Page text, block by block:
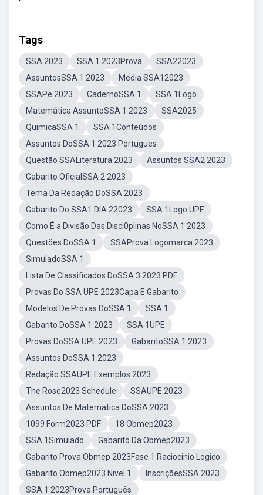
Tags
SSA 2023 SSA 1 2023Prova
SSA22023
AssuntosSSA 1 2023
Media SSA12023
SSAPe 2023
CadernoSSA 1
SSA 1Logo
Matemática AssuntoSSA 1 2023
SSA2025
QuimicaSSA 1
SSA 1Conteúdos
Assuntos DoSSA 1 2023 Portugues
Questão SSALiteratura 2023
Assuntos SSA2 2023
Gabarito OficialSSA 2 2023
Tema Da Redação DoSSA 2023
Gabarito Do SSA1 DIA 22023
SSA 1Logo UPE
Como É a Divisão Das Disci0plinas NoSSA 1 2023
Questões DoSSA 1
SSAProva Logomarca 2023
SimuladoSSA 1
Lista De Classificados DoSSA 3 2023 PDF
Provas Do SSA UPE 2023Capa E Gabarito
Modelos De Provas DoSSA 1
SSA 1
Gabarito DoSSA 1 2023
SSA 1UPE
Provas DoSSA UPE 2023
GabaritoSSA 1 2023
Assuntos DoSSA 1 2023
Redação SSAUPE Exemplos 2023
The Rose2023 Schedule
SSAUPE 2023
Assuntos De Matematica DoSSA 2023
1099 Form2023 PDF
18 Obmep2023
SSA 1Simulado
Gabarito Da Obmep2023
Gabarito Prova Obmep 2023Fase 1 Raciocinio Logico
Gabarito Obmep2023 Nivel 1
InscriçõesSSA 2023
SSA 1 2023Prova Português